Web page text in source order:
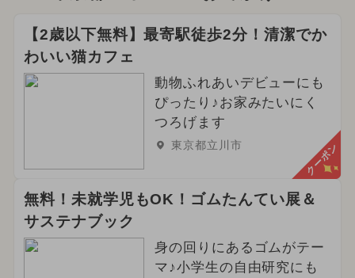
【2歳以下無料】最寄駅徒歩2分！清潔でか
わいい猫カフェ
動物ふれあいデビューにも
ぴったり♪お家みたいにく
つろげます
東京都立川市 クーポン
無料！未就学児もOK！ゴムたんてい展＆
サステナブック
身の回りにあるゴムがテー
マ♪小学生の自由研究にも